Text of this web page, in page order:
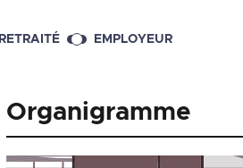
RETRAITÉ EMPLOYEUR
Organigramme